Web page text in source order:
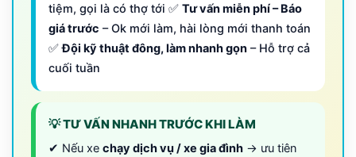
tiệm, gọi là có thợ tới ✅ Tư vấn miễn phí – Báo
giá trước – Ok mới làm, hài lòng mới thanh toán
✅Đội kỹ thuật đông, làm nhanh gọn – Hỗ trợ cả
cuối tuần
💡 TƯ VẤN NHANH TRƯỚC KHI LÀM
✔ Nếu xe chạy dịch vụ / xe gia đình → ưu tiên